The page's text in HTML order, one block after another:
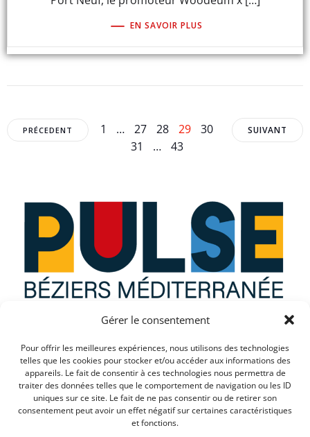
Gérer le consentement
Pour offrir les meilleures expériences, nous utilisons des technologies
telles que les cookies pour stocker et/ou accéder aux informations des
appareils. Le fait de consentir à ces technologies nous permettra de
traiter des données telles que le comportement de navigation ou les ID
uniques sur ce site. Le fait de ne pas consentir ou de retirer son
consentement peut avoir un effet négatif sur certaines caractéristiques
et fonctions.
EN SAVOIR PLUS
Posts
PRÉCEDENT
Posts
Page
1 … Page
27 Page
28 Page
29 Page
30
Page
31
… Page
43
Posts
SUIVANT
Que recherchez vous ?